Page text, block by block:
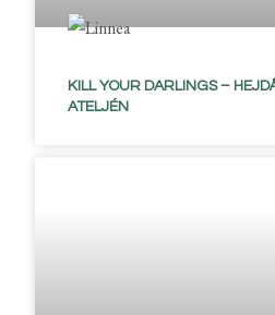
KILL YOUR DARLINGS –
ATELJÉN